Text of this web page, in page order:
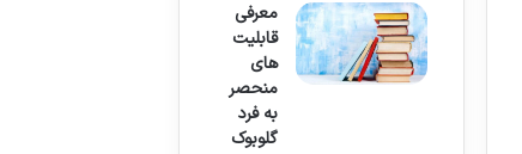
معرفی
قابلیت
های
منحصر
به فرد
گلوبوک